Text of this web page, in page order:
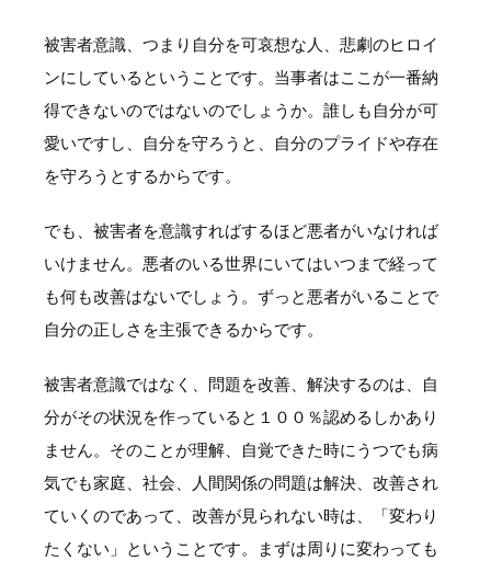
被害者意識、つまり自分を可哀想な人、悲劇のヒロイ
ンにしているということです。当事者はここが一番納
得できないのではないのでしょうか。誰しも自分が可
愛いですし、自分を守ろうと、自分のプライドや存在
を守ろうとするからです。
でも、被害者を意識すればするほど悪者がいなければ
いけません。悪者のいる世界にいてはいつまで経って
も何も改善はないでしょう。ずっと悪者がいることで
自分の正しさを主張できるからです。
被害者意識ではなく、問題を改善、解決するのは、自
分がその状況を作っていると１００％認めるしかあり
ません。そのことが理解、自覚できた時にうつでも病
気でも家庭、社会、人間関係の問題は解決、改善され
ていくのであって、改善が見られない時は、「変わり
たくない」ということです。まずは周りに変わっても